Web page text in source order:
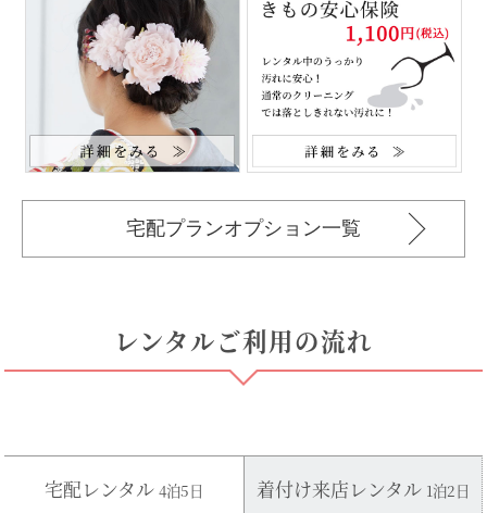
宅配プランオプション一覧
レンタルご利用の流れ
宅配レンタル4泊5日 着付け来店レンタル 1泊2日